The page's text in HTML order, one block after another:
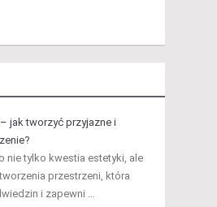
jak tworzyć przyjazne i
nie tylko kwestia estetyki, ale
przestrzeni, która
i zapewni …